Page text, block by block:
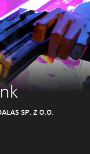
SP. Z O.O.